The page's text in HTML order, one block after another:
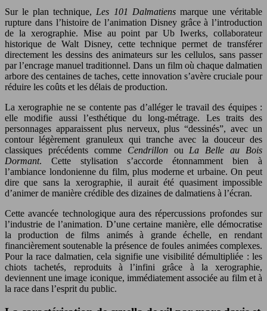
Sur le plan technique, Les 101 Dalmatiensmarque une véritable
rupture dans l’histoire de l’animation Disney grâce à l’introduction
de la xerographie. Mise au point par Ub Iwerks, collaborateur
historique de Walt Disney, cette technique permet de transférer
directement les dessins des animateurs sur les cellulos, sans passer
par l’encrage manuel traditionnel. Dans un film où chaque dalmatien
arbore des centaines de taches, cette innovation s’avère cruciale pour
réduire les coûts et les délais de production.
La xerographie ne se contente pas d’alléger le travail des équipes :
elle modifie aussi l’esthétique du long-métrage. Les traits des
personnages apparaissent plus nerveux, plus “dessinés”, avec un
contour légèrement granuleux qui tranche avec la douceur des
classiques précédents comme Cendrillonou La Belle au Bois
Dormant. Cette stylisation s’accorde étonnamment bien à
l’ambiance londonienne du film, plus moderne et urbaine. On peut
dire que sans la xerographie, il aurait été quasiment impossible
d’animer de manière crédible des dizaines de dalmatiens à l’écran.
Cette avancée technologique aura des répercussions profondes sur
l’industrie de l’animation. D’une certaine manière, elle démocratise
la production de films animés à grande échelle, en rendant
financièrement soutenable la présence de foules animées complexes.
Pour la race dalmatien, cela signifie une visibilité démultipliée : les
chiots tachetés, reproduits à l’infini grâce à la xerographie,
deviennent une image iconique, immédiatement associée au film et à
la race dans l’esprit du public.